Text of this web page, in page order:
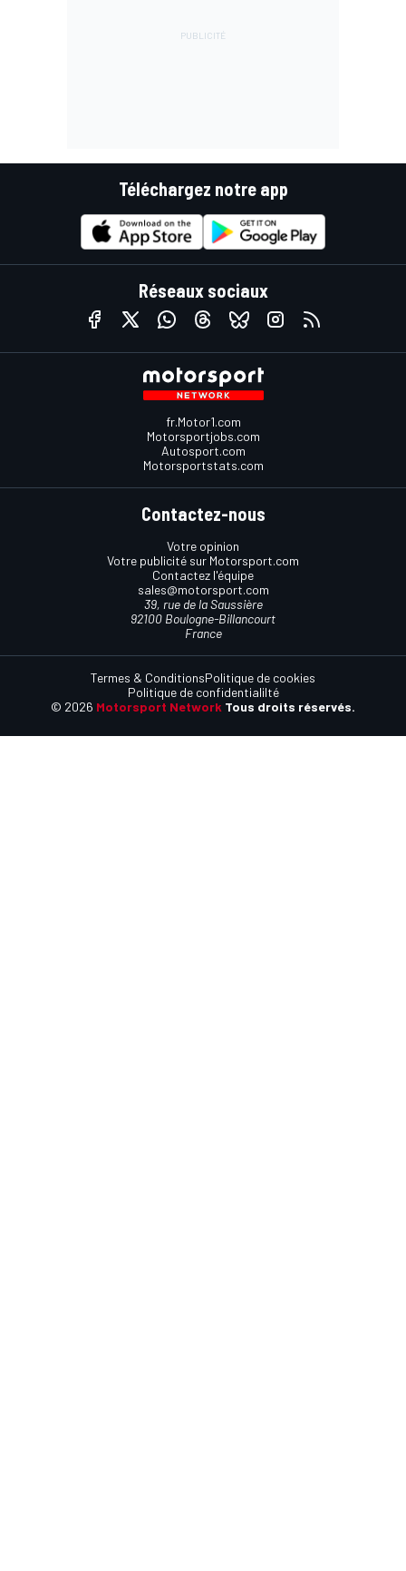
Téléchargez notre app
Réseaux sociaux
fr.Motor1.com
Motorsportjobs.com
Autosport.com
Motorsportstats.com
Contactez-nous
Votre opinion
Votre publicité sur Motorsport.com
Contactez l'équipe
sales@motorsport.com
39, rue de la Saussière
92100 Boulogne-Billancourt
France
© 2026 Motorsport Network Tous droits réservés.
Termes & ConditionsPolitique de cookies
Politique de confidentialilté